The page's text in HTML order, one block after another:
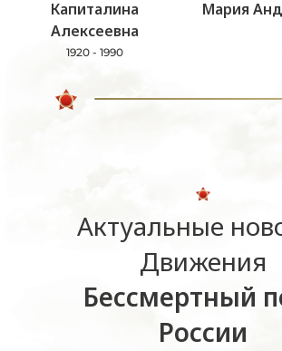
Капиталина
Алексеевна
1920 - 1990
Мария
Актуальные
Движения
Бессмертный
России